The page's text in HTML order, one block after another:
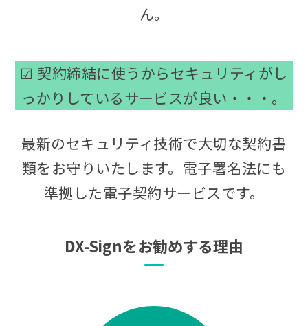
ん。
☑ 契約締結に使うからセキュリティがし
っかりしているサービスが良い・・・。
最新のセキュリティ技術で大切な契約書
類をお守りいたします。電子署名法にも
準拠した電子契約サービスです。
DX-Signをお勧めする理由